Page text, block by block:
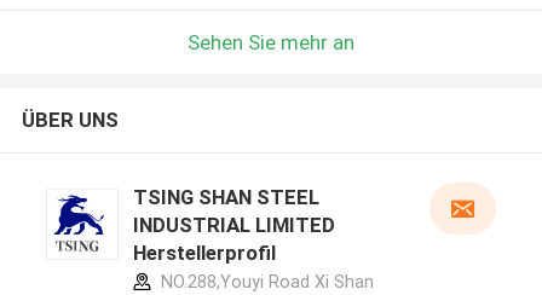
Sehen Sie mehr an
ÜBER UNS
TSING SHAN STEEL
INDUSTRIAL LIMITED
Herstellerprofil
NO.288,Youyi Road Xi Shan